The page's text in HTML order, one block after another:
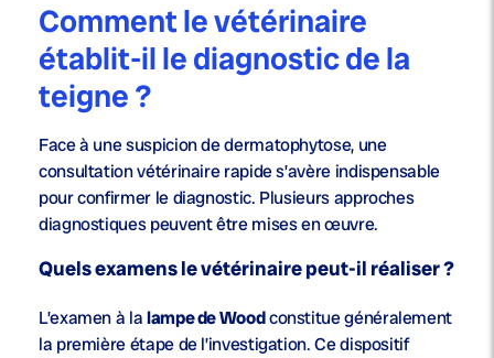
Comment le vétérinaire
établit-il le diagnostic de la
teigne ?
Face à une suspicion de dermatophytose, une
consultation vétérinaire rapide s’avère indispensable
pour confirmer le diagnostic. Plusieurs approches
diagnostiques peuvent être mises en œuvre.
Quels examens le vétérinaire peut-il réaliser ?
L’examen à lalampe de Woodconstitue généralement
la première étape de l’investigation. Ce dispositif